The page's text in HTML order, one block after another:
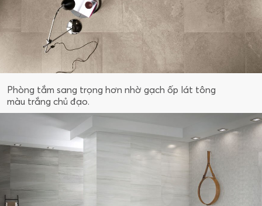
Phòng tắm sang trọng hơn nhờ gạch ốp lát tông
màu trắng chủ đạo.